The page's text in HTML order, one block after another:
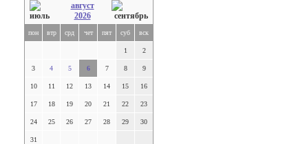
август
2026
пон втр срд чет пят суб вск
1 2
3 4 5 6 7 8 9
10 11 12 13 14 15 16
17 18 19 20 21 22 23
24 25 26 27 28 29 30
31